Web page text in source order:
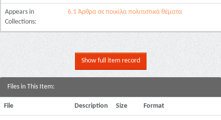
Appears in
Collections:
6.1 Άρθρα σε ποικίλα πολιτιστικά θέματα
Show full item record
Files in This Item:
File Description Size Format